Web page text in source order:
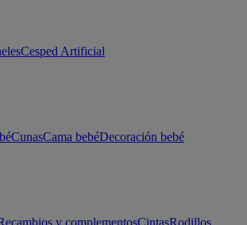
Cesped Artificial
CunasCama bebéDecoración bebé
y complementosCintasRodillos